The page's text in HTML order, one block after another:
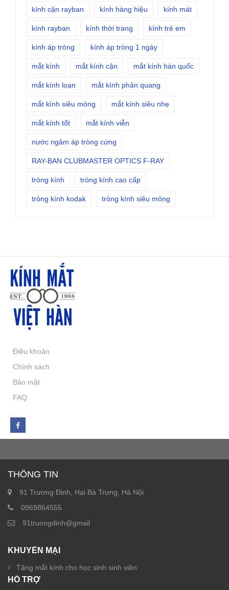
kính cận rayban kính hàng hiệu kính mát
kính rayban kính thời trang kính trẻ em
kính áp tròng kính áp tròng 1 ngày
mắt kính mắt kính cận mắt kính hàn quốc
mắt kính loạn mắt kính phản quang
mắt kính siêu mỏng mắt kính siêu nhẹ
mắt kính tốt mắt kính viễn
nước ngâm áp tròng cứng
RAY-BAN CLUBMASTER OPTICS F-RAY
tròng kính tròng kính cao cấp
tròng kính kodak tròng kính siêu mỏng
Điều khoản
Chính sách
Bảo mật
FAQ
THÔNG TIN
91 Trương Định, Hai Bà Trưng, Hà Nội
0969864555
91truongdinh@gmail
KHUYẾN MẠI
Tặng mắt kính cho học sinh sinh viên
HỖ TRỢ